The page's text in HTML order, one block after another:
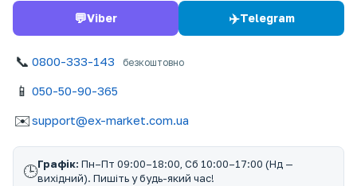
💬Viber ✈️Telegram
📞 0800-333-143 безкоштовно
📱 050-50-90-365
✉️support@ex-market.com.ua
🕒Графік: Пн–Пт 09:00–18:00, Сб 10:00–17:00 (Нд —
вихідний). Пишіть у будь-який час!